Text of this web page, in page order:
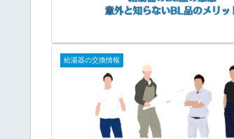
給湯器の交換情報